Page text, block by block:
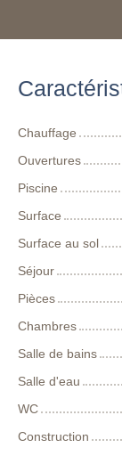
Chauffage
Ouvertures
Piscine
Surface
Surface au sol
Séjour
Pièces
Chambres
Salle de bains
Salle d'eau
WC
Construction